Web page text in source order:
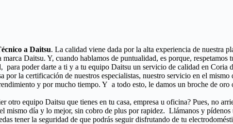
a Daitsu. La calidad viene dada por la alta experiencia de nuestra
Daitsu. Y, cuando hablamos de puntualidad, es porque, respetamos
poder darte a ti y a tu equipo Daitsu un servicio de calidad en Coria
por la certificación de nuestros especialistas, nuestro servicio en el
y por mucho tiempo. Y a todo esto, le damos un broche de oro
equipo Daitsu que tienes en tu casa, empresa u oficina? Pues, no
mismo día y lo mejor, sin cobro de plus por rapidez. Llámanos y
tener la seguridad de que podrás seguir disfrutando de tu